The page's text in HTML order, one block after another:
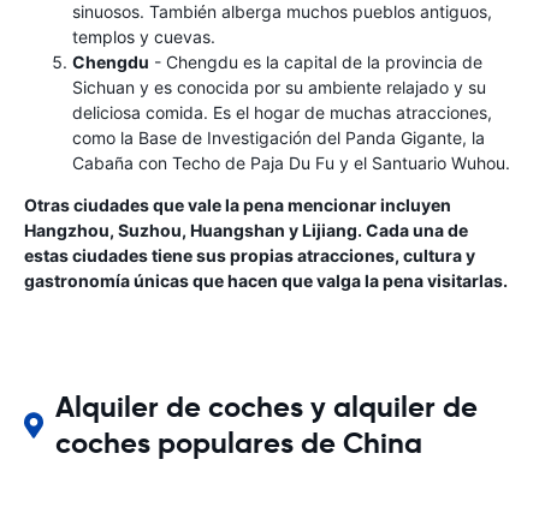
sinuosos. También alberga muchos pueblos antiguos,
templos y cuevas.
Chengdu - Chengdu es la capital de la provincia de
Sichuan y es conocida por su ambiente relajado y su
deliciosa comida. Es el hogar de muchas atracciones,
como la Base de Investigación del Panda Gigante, la
Cabaña con Techo de Paja Du Fu y el Santuario Wuhou.
Otras ciudades que vale la pena mencionar incluyen
Hangzhou, Suzhou, Huangshan y Lijiang. Cada una de
estas ciudades tiene sus propias atracciones, cultura y
gastronomía únicas que hacen que valga la pena visitarlas.
Alquiler de coches y alquiler de
coches populares de China